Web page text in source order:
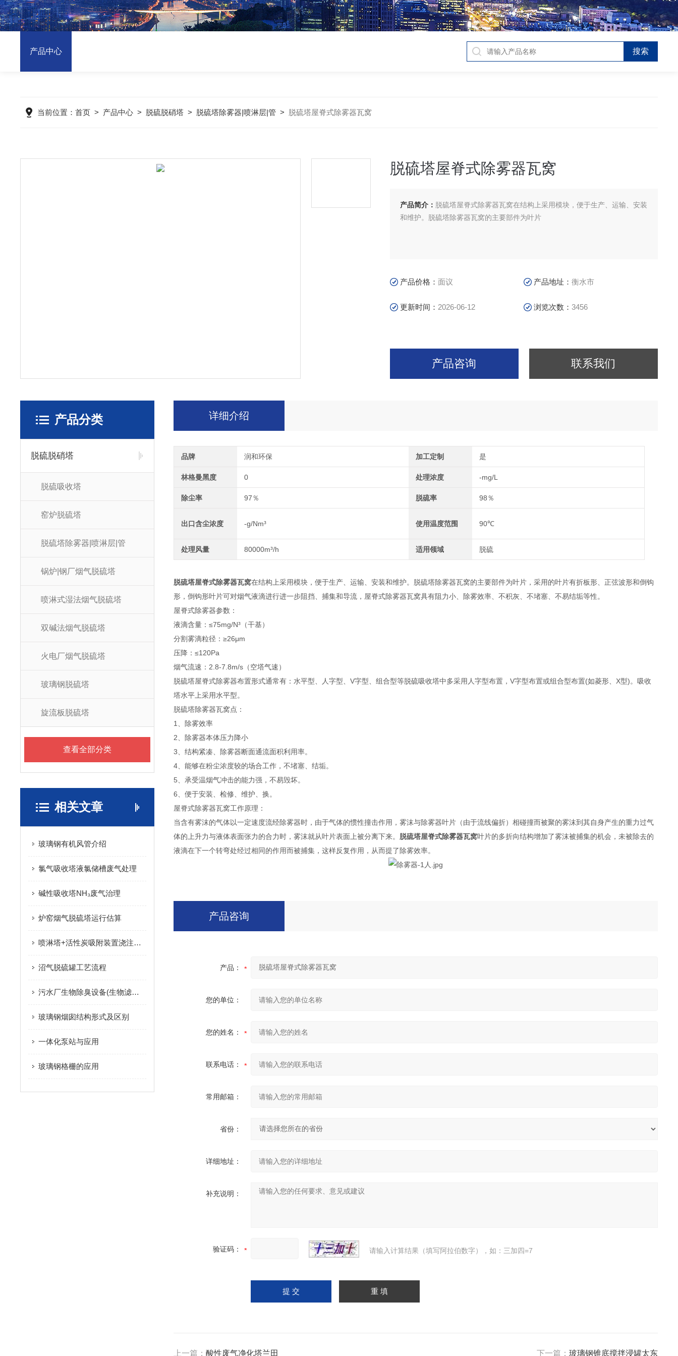
产品中心
当前位置：首页 > 产品中心 > 脱硫脱硝塔 > 脱硫塔除雾器|喷淋层|管 > 脱硫塔屋脊式除雾器瓦窝
脱硫塔屋脊式除雾器瓦窝
产品简介： 脱硫塔屋脊式除雾器瓦窝在结构上采用模块，便于生产、运输、安装
和维护。脱硫塔除雾器瓦窝的主要部件为叶片
产品价格：面议 产品地址：衡水市
更新时间： 2026-06-12 浏览次数：3456
产品咨询 联系我们
产品分类
脱硫脱硝塔
脱硫吸收塔
窑炉脱硫塔
脱硫塔除雾器|喷淋层|管
锅炉|钢厂烟气脱硫塔
喷淋式湿法烟气脱硫塔
双碱法烟气脱硫塔
火电厂烟气脱硫塔
玻璃钢脱硫塔
旋流板脱硫塔
查看全部分类
相关文章
玻璃钢有机风管介绍
氯气吸收塔液氯储槽废气处理
碱性吸收塔NH₃废气治理
炉窑烟气脱硫塔运行估算
喷淋塔+活性炭吸附装置浇注废气颗粒物处理设备使用说明书
沼气脱硫罐工艺流程
污水厂生物除臭设备(生物滤池)净化过程
玻璃钢烟囱结构形式及区别
一体化泵站与应用
玻璃钢格栅的应用
详细介绍
品牌 润和环保 加工定制 是
林格曼黑度 0 处理浓度 -mg/L
除尘率 97％ 脱硫率 98％
出口含尘浓度 -g/Nm³ 使用温度范围 90℃
处理风量 80000m³/h 适用领域 脱硫
脱硫塔屋脊式除雾器瓦窝在结构上采用模块，便于生产、运输、安装和维护。脱硫塔除雾器瓦窝的主要部件为叶片，采用的叶片有折板形、正弦波形和倒钩
形，倒钩形叶片可对烟气液滴进行进一步阻挡、捕集和导流，屋脊式除雾器瓦窝具有阻力小、除雾效率、不积灰、不堵塞、不易结垢等性。
屋脊式除雾器参数：
液滴含量：≤75mg/N³（干基）
分割雾滴粒径：≥26μm
压降：≤120Pa
烟气流速：2.8-7.8m/s（空塔气速）
脱硫塔屋脊式除雾器布置形式通常有：水平型、人字型、V字型、组合型等脱硫吸收塔中多采用人字型布置，V字型布置或组合型布置(如菱形、X型)。吸收
塔水平上采用水平型。
脱硫塔除雾器瓦窝点：
1、除雾效率
2、除雾器本体压力降小
3、结构紧凑、除雾器断面通流面积利用率。
4、能够在粉尘浓度较的场合工作，不堵塞、结垢。
5、承受温烟气冲击的能力强，不易毁坏。
6、便于安装、检修、维护、换。
屋脊式除雾器瓦窝工作原理：
当含有雾沫的气体以一定速度流经除雾器时，由于气体的惯性撞击作用，雾沫与除雾器叶片（由于流线偏折）相碰撞而被聚的雾沫到其自身产生的重力过气
体的上升力与液体表面张力的合力时，雾沫就从叶片表面上被分离下来。 脱硫塔屋脊式除雾器瓦窝叶片的多折向结构增加了雾沫被捕集的机会，未被除去的
液滴在下一个转弯处经过相同的作用而被捕集，这样反复作用，从而提了除雾效率。
产品咨询
产品：
您的单位：
您的姓名：
联系电话：
常用邮箱：
省份：
详细地址：
补充说明：
验证码： 请输入计算结果（填写阿拉伯数字），如：三加四=7
上一篇： 酸性废气净化塔兰田 下一篇： 玻璃钢锥底搅拌浸罐太东